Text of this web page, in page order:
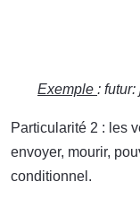
Exemple : futur:
Particularité 2 : les
envoyer, mourir,
conditionnel.